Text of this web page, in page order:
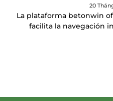
20
La plataforma betonwin
facilita la navegación